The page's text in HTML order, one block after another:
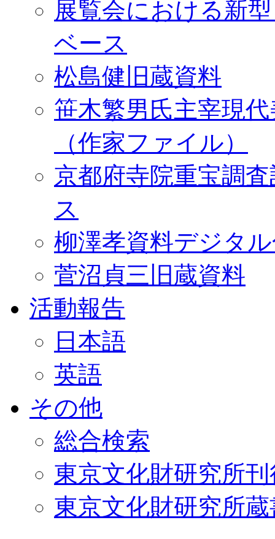
展覧会における新
ベース
松島健旧蔵資料
笹木繁男氏主宰現
（作家ファイル）
京都府寺院重宝調
ス
柳澤孝資料デジタ
菅沼貞三旧蔵資料
活動報告
日本語
英語
その他
総合検索
東京文化財研究所
東京文化財研究所